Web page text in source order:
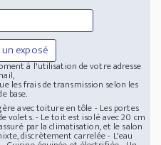
exposé
à l'utilisation de votre adresse
les frais de transmission selon les
base.
avec toiture en tôle - Les portes
volets. - Le toit est isolé avec 20 cm
par la climatisation, et le salon
discrètement carrelée - L'eau